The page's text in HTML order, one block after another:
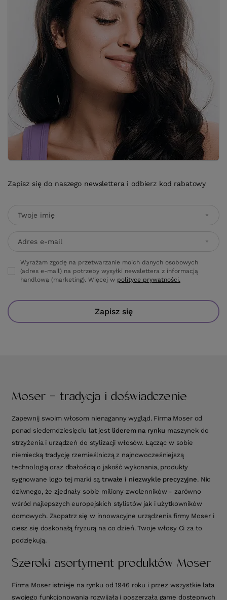
Zapisz się do naszego newslettera i odbierz kod rabatowy
Twoje imię
Adres e-mail
Wyrażam zgodę na przetwarzanie moich danych osobowych
(adres e-mail) na potrzeby wysyłki newslettera z informacją
handlową (marketing). Więcej w polityce prywatności.
Zapisz się
Moser - tradycja i doświadczenie
Zapewnij swoim włosom nienaganny wygląd. Firma Moser od
ponad siedemdziesięciu lat jest liderem na rynku maszynek do
strzyżenia i urządzeń do stylizacji włosów. Łącząc w sobie
niemiecką tradycję rzemieślniczą z najnowocześniejszą
technologią oraz dbałością o jakość wykonania, produkty
sygnowane logo tej marki sątrwałe i niezwykle precyzyjne. Nic
dziwnego, że zjednały sobie miliony zwolenników - zarówno
wśród najlepszych europejskich stylistów jak i użytkowników
domowych. Zaopatrz się w innowacyjne urządzenia firmy Moser i
ciesz się doskonałą fryzurą na co dzień. Twoje włosy Ci za to
podziękują.
Szeroki asortyment produktów Moser
Firma Moser istnieje na rynku od 1946 roku i przez wszystkie lata
swojego funkcjonowania rozwijała i poszerzała gamę dostępnych